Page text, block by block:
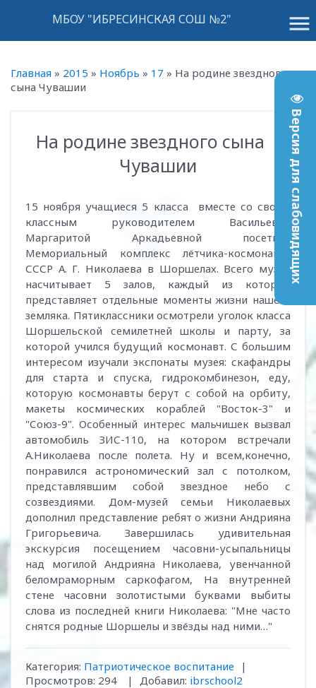
Версия для слабовидящих
menu
МБОУ "ИБРЕСИНСКАЯ СОШ №2"
Главная » 2015 » Ноябрь » 17 » На родине звездного
сына Чувашии
На родине звездного сына
Чувашии
15 ноября учащиеся 5 класса вместе со своим
классным руководителем Васильевой
Маргаритой Аркадьевной посетили
Мемориальный комплекс лётчика-космонавта
СССР А. Г. Николаева в Шоршелах. Всего музей
насчитывает 5 залов, каждый из которых
представляет отдельные моменты жизни нашего
земляка. Пятиклассники осмотрели уголок класса
Шоршельской семилетней школы и парту, за
которой учился будущий космонавт. С большим
интересом изучали экспонаты музея: скафандры
для старта и спуска, гидрокомбинезон, еду,
которую космонавты берут с собой на орбиту,
макеты космических кораблей "Восток-3" и
"Союз-9". Особенный интерес мальчишек вызвал
автомобиль ЗИС-110, на котором встречали
А.Николаева после полета. Ну и всем,конечно,
понравился астрономический зал с потолком,
представлявшим собой звездное небо с
созвездиями. Дом-музей семьи Николаевых
дополнил представление ребят о жизни Андрияна
Григорьевича. Завершилась удивительная
экскурсия посещением часовни-усыпальницы
над могилой Андрияна Николаева, увенчанной
беломраморным саркофагом, На внутренней
стене часовни золотистыми буквами выбиты
слова из последней книги Николаева: "Мне часто
снятся родные Шоршелы и звёзды над ними…"
Категория: Патриотическое воспитание
|
Просмотров: 294 | Добавил: ibrschool2